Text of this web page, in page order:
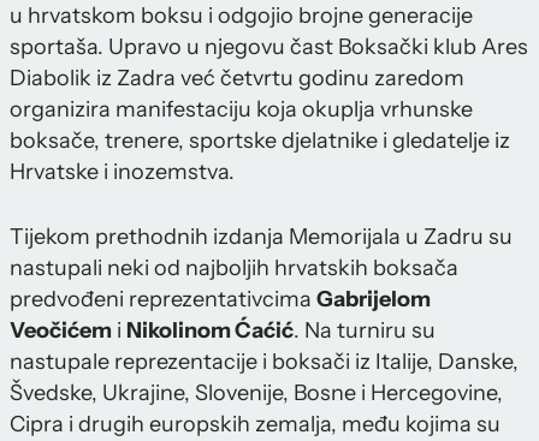
u hrvatskom boksu i odgojio brojne generacije
sportaša. Upravo u njegovu čast Boksački klub Ares
Diabolik iz Zadra već četvrtu godinu zaredom
organizira manifestaciju koja okuplja vrhunske
boksače, trenere, sportske djelatnike i gledatelje iz
Hrvatske i inozemstva.
Tijekom prethodnih izdanja Memorijala u Zadru su
nastupali neki od najboljih hrvatskih boksača
predvođeni reprezentativcima Gabrijelom
Veočićem i Nikolinom Ćaćić. Na turniru su
nastupale reprezentacije i boksači iz Italije, Danske,
Švedske, Ukrajine, Slovenije, Bosne i Hercegovine,
Cipra i drugih europskih zemalja, među kojima su